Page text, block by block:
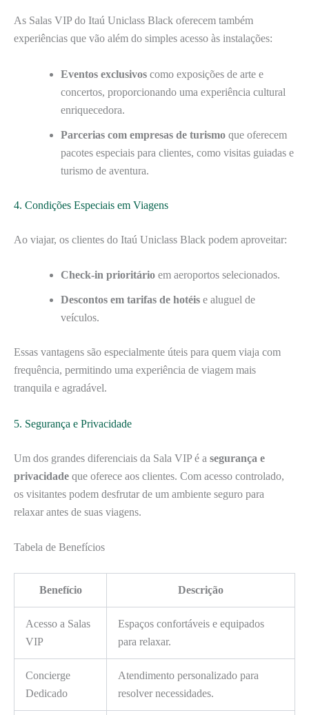
As Salas VIP do Itaú Uniclass Black oferecem também
experiências que vão além do simples acesso às instalações:
Eventos exclusivos como exposições de arte e
concertos, proporcionando uma experiência cultural
enriquecedora.
Parcerias com empresas de turismo que oferecem
pacotes especiais para clientes, como visitas guiadas e
turismo de aventura.
4. Condições Especiais em Viagens
Ao viajar, os clientes do Itaú Uniclass Black podem aproveitar:
Check-in prioritário em aeroportos selecionados.
Descontos em tarifas de hotéis e aluguel de
veículos.
Essas vantagens são especialmente úteis para quem viaja com
frequência, permitindo uma experiência de viagem mais
tranquila e agradável.
5. Segurança e Privacidade
Um dos grandes diferenciais da Sala VIP é a segurança e
privacidade que oferece aos clientes. Com acesso controlado,
os visitantes podem desfrutar de um ambiente seguro para
relaxar antes de suas viagens.
Tabela de Benefícios
Benefício Descrição
Acesso a Salas
VIP
Espaços confortáveis e equipados
para relaxar.
Concierge
Dedicado
Atendimento personalizado para
resolver necessidades.